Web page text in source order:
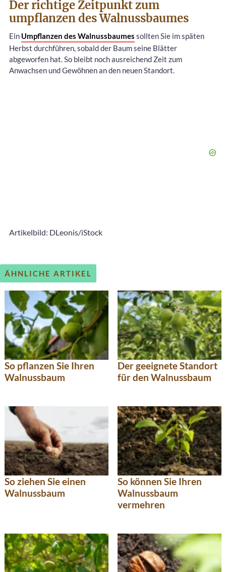
Der richtige Zeitpunkt zum
umpflanzen des Walnussbaumes
Ein Umpflanzen des Walnussbaumes sollten Sie im späten
Herbst durchführen, sobald der Baum seine Blätter
abgeworfen hat. So bleibt noch ausreichend Zeit zum
Anwachsen und Gewöhnen an den neuen Standort.
Artikelbild: DLeonis/iStock
ÄHNLICHE ARTIKEL
So pflanzen Sie Ihren
Walnussbaum
Der geeignete Standort
für den Walnussbaum
So ziehen Sie einen
Walnussbaum
So können Sie Ihren
Walnussbaum
vermehren